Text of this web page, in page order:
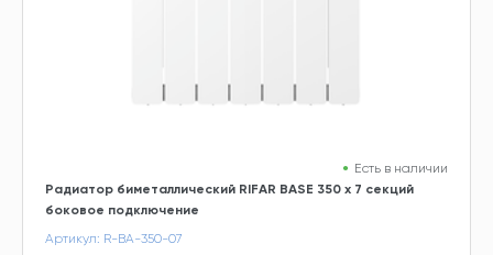
Есть в наличии
Радиатор биметаллический RIFAR BASE 350 х 7 секций
боковое подключение
Артикул: R-BA-350-07